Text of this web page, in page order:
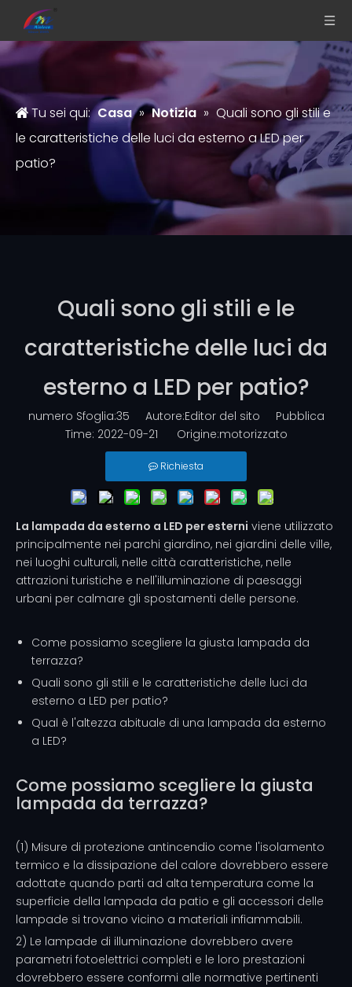
Tu sei qui: Casa » Notizia » Quali sono gli stili e
le caratteristiche delle luci da esterno a LED per
patio?
Quali sono gli stili e le
caratteristiche delle luci da
esterno a LED per patio?
numero Sfoglia:35 Autore:Editor del sito Pubblica
Time: 2022-09-21 Origine:motorizzato
Richiesta
La lampada da esterno a LED per esterni viene utilizzato
principalmente nei parchi giardino, nei giardini delle ville,
nei luoghi culturali, nelle città caratteristiche, nelle
attrazioni turistiche e nell'illuminazione di paesaggi
urbani per calmare gli spostamenti delle persone.
Come possiamo scegliere la giusta lampada da
terrazza?
Quali sono gli stili e le caratteristiche delle luci da
esterno a LED per patio?
Qual è l'altezza abituale di una lampada da esterno
a LED?
Come possiamo scegliere la giusta
lampada da terrazza?
(1) Misure di protezione antincendio come l'isolamento
termico e la dissipazione del calore dovrebbero essere
adottate quando parti ad alta temperatura come la
superficie della lampada da patio e gli accessori delle
lampade si trovano vicino a materiali infiammabili.
2) Le lampade di illuminazione dovrebbero avere
parametri fotoelettrici completi e le loro prestazioni
dovrebbero essere conformi alle normative pertinenti